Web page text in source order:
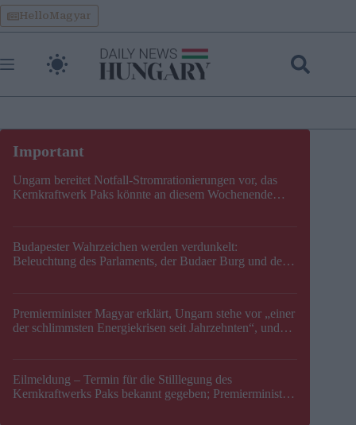
Skip
to
content
HelloMagyar
Ungarn bereitet Notfall-Stromrationierungen vor, das
Kernkraftwerk Paks könnte an diesem Wochenende
Budapester Wahrzeichen werden verdunkelt:
Beleuchtung des Parlaments, der Budaer Burg und der
Premierminister Magyar erklärt, Ungarn stehe vor „einer
der schlimmsten Energiekrisen seit Jahrzehnten“, und
Eilmeldung – Termin für die Stilllegung des
Kernkraftwerks Paks bekannt gegeben; Premierminister